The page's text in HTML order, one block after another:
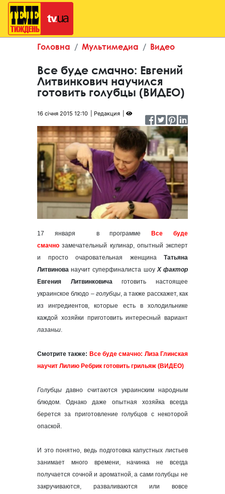
Головна Мультимедиа Видео
Все буде смачно: Евгений
Литвинкович научился
готовить голубцы (ВИДЕО)
16 січня 2015 12:10 Редакция
17 января в программе
Все буде
смачно замечательный кулинар, опытный эксперт
и просто очаровательная женщина Татьяна
Литвинова научит суперфиналиста шоуХ фактор
Евгения Литвинковичаготовить настоящее
украинское блюдо – голубцы, а также расскажет, как
из ингредиентов, которые есть в холодильнике
каждой хозяйки приготовить интересный вариант
лазаньи.
Смотрите также: Все буде смачно: Лиза Глинская
научит Лилию Ребрик готовить грильяж (ВИДЕО)
Голубцы давно считаются украинским народным
блюдом. Однако даже опытная хозяйка всегда
берется за приготовление голубцов с некоторой
опаской.
И это понятно, ведь подготовка капустных листьев
занимает много времени, начинка не всегда
получается сочной и ароматной, а сами голубцы не
закручиваются, разваливаются или вовсе